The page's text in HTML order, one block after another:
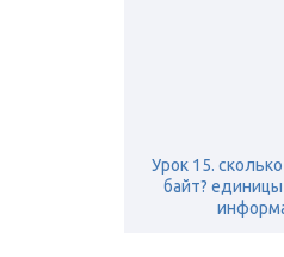
Урок 15.
байт?